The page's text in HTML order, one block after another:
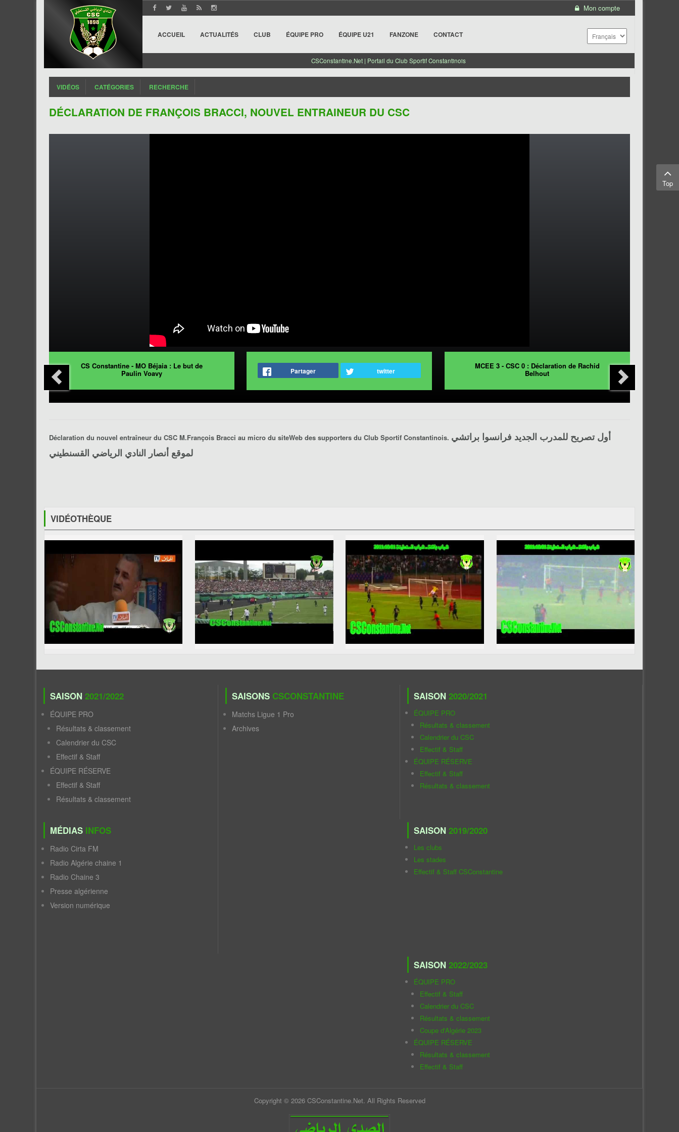
Mon compte
ACCUEIL ACTUALITÉS CLUB ÉQUIPE PRO ÉQUIPE U21 FANZONE CONTACT
CSConstantine.Net | Portail du Club Sportif Constantinois
VIDÉOS CATÉGORIES RECHERCHE
DÉCLARATION DE FRANÇOIS BRACCI, NOUVEL ENTRAINEUR DU CSC
CS Constantine - MO Béjaia : Le but de
Paulin Voavy Partager twitter
MCEE 3 - CSC 0 : Déclaration de Rachid
Belhout
Déclaration du nouvel entraîneur du CSC M.François Bracci au micro du siteWeb des supporters du Club Sportif Constantinois. أول تصريح للمدرب الجديد فرانسوا براتشي
لموقع أنصار النادي الرياضي القسنطيني
VIDÉOTHÈQUE
SAISON 2021/2022
ÉQUIPE PRO
Résultats & classement
Calendrier du CSC
Effectif & Staff
ÉQUIPE RÉSERVE
Effectif & Staff
Résultats & classement
MÉDIAS INFOS
Radio Cirta FM
Radio Algérie chaine 1
Radio Chaine 3
Presse algérienne
Version numérique
SAISONS CSCONSTANTINE
Matchs Ligue 1 Pro
Archives
SAISON 2020/2021
ÉQUIPE PRO
Résultats & classement
Calendrier du CSC
Effectif & Staff
ÉQUIPE RÉSERVE
Effectif & Staff
Résultats & classement
SAISON 2019/2020
Les clubs
Les stades
Effectif & Staff CSConstantine
SAISON 2022/2023
ÉQUIPE PRO
Effectif & Staff
Calendrier du CSC
Résultats & classement
Coupe d'Algérie 2023
ÉQUIPE RÉSERVE
Résultats & classement
Effectif & Staff
Copyright © 2026 CSConstantine.Net. All Rights Reserved
Top